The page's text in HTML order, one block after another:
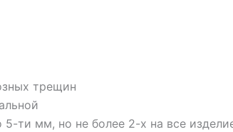
трещин
ти мм, но не более 2-х на все